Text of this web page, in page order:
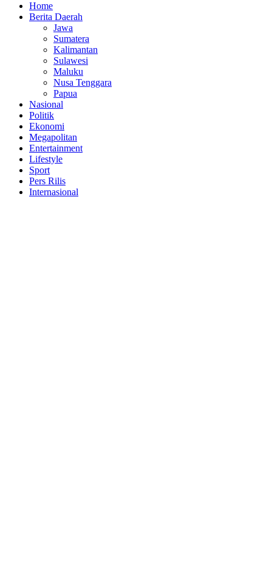
Home
Berita Daerah
Jawa
Sumatera
Kalimantan
Sulawesi
Maluku
Nusa Tenggara
Papua
Nasional
Politik
Ekonomi
Megapolitan
Entertainment
Lifestyle
Sport
Pers Rilis
Internasional